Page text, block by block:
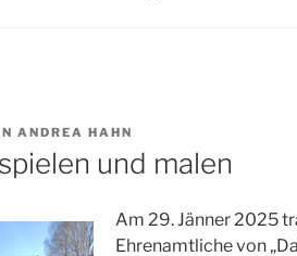
ANDREA HAHN
und malen
Am 29. Jänner 2025
Ehrenamtliche von